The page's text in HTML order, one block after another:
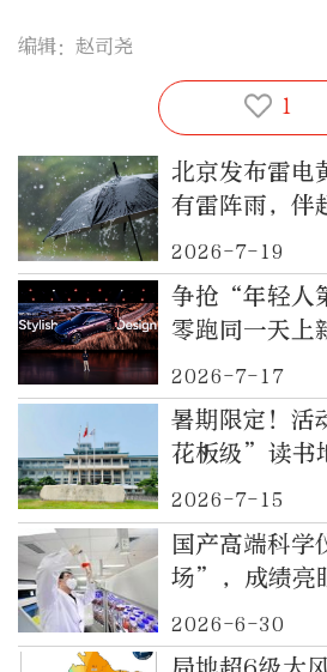
编辑：赵司尧
1
北京发布雷电
有雷阵雨，伴
2026-7-19
争抢“年轻人
零跑同一天上
2026-7-17
暑期限定！
花板级”读书
2026-7-15
国产高端科
场”，成绩亮
2026-6-30